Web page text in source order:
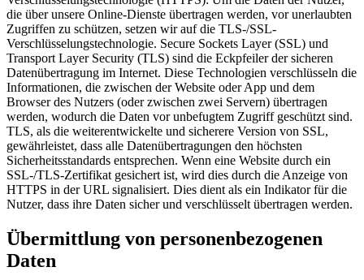
die über unsere Online-Dienste übertragen werden, vor unerlaubten
Zugriffen zu schützen, setzen wir auf die TLS-/SSL-
Verschlüsselungstechnologie. Secure Sockets Layer (SSL) und
Transport Layer Security (TLS) sind die Eckpfeiler der sicheren
Datenübertragung im Internet. Diese Technologien verschlüsseln die
Informationen, die zwischen der Website oder App und dem
Browser des Nutzers (oder zwischen zwei Servern) übertragen
werden, wodurch die Daten vor unbefugtem Zugriff geschützt sind.
TLS, als die weiterentwickelte und sicherere Version von SSL,
gewährleistet, dass alle Datenübertragungen den höchsten
Sicherheitsstandards entsprechen. Wenn eine Website durch ein
SSL-/TLS-Zertifikat gesichert ist, wird dies durch die Anzeige von
HTTPS in der URL signalisiert. Dies dient als ein Indikator für die
Nutzer, dass ihre Daten sicher und verschlüsselt übertragen werden.
Übermittlung von personenbezogenen
Daten